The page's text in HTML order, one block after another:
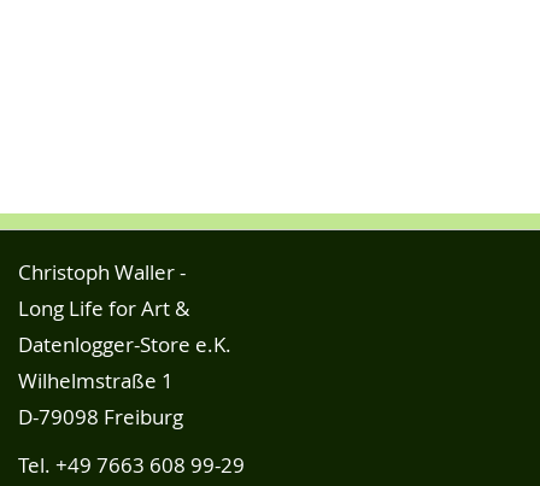
Christoph Waller -
Long Life for Art &
Datenlogger-Store e.K.
Wilhelmstraße 1
D-79098 Freiburg
Tel. +49 7663 608 99-29